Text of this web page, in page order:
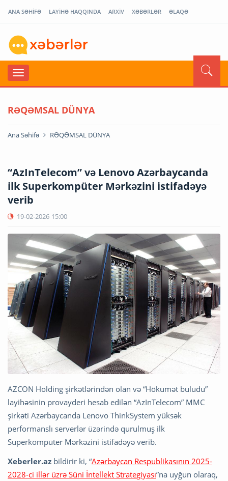
ANA SƏHİFƏ LAYİHƏ HAQQINDA ARXİV XƏBƏRLƏR ƏLAQƏ
RƏQƏMSAL DÜNYA
Ana Səhifə RƏQƏMSAL DÜNYA
“AzInTelecom” və Lenovo Azərbaycanda
ilk Superkompüter Mərkəzini istifadəyə
verib
19-02-2026 15:00
AZCON Holding şirkətlərindən olan və “Hökumət buludu”
layihəsinin provayderi hesab edilən “AzInTelecom” MMC
şirkəti Azərbaycanda Lenovo ThinkSystem yüksək
performanslı serverlər üzərində qurulmuş ilk
Superkompüter Mərkəzini istifadəyə verib.
Xeberler.az bildirir ki, “Azərbaycan Respublikasının 2025-
2028-ci illər üzrə Süni İntellekt Strategiyası”na uyğun olaraq,